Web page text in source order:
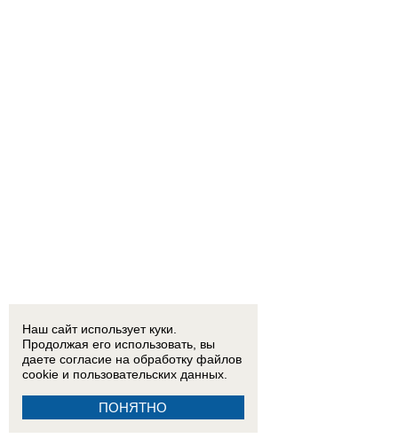
Наш сайт использует куки.
Продолжая его использовать, вы
даете согласие на обработку файлов
cookie и пользовательских данных.
ПОНЯТНО